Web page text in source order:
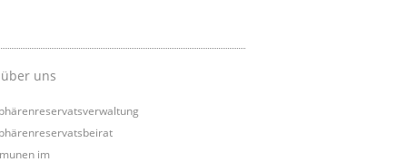
uns
im